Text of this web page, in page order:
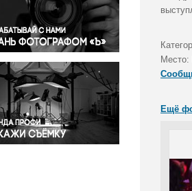
Правосудие
Происшествия и конфликты
Религия
Светская жизнь
Спорт
Экология
Экономика и бизнес
Место:
Ещё